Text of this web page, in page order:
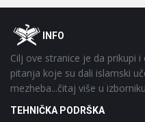
FooterOINFO
Cilj ove stranice je da prikupi
pitanja koje su dali islamski
mezheba...čitaj više u
TEHNIČKA PODRŠKA